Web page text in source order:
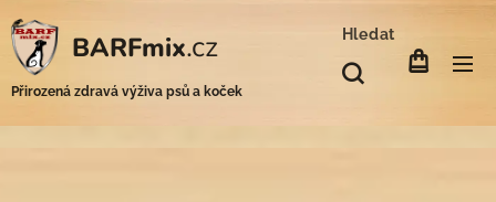
BARFmix.cz
Přirozená zdravá výživa psů a koček
Hledat